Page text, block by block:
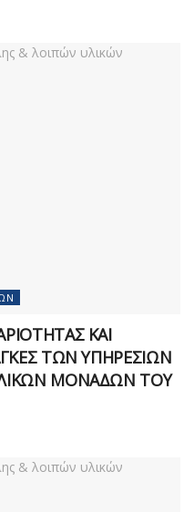
ΚΑΙ
ΤΩΝ ΥΠΗΡΕΣΙΩΝ
ΜΟΝΑΔΩΝ ΤΟΥ